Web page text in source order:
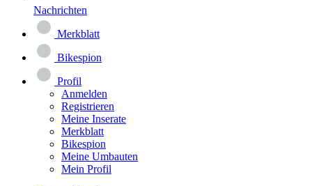
Nachrichten
Merkblatt
Bikespion
Profil
Anmelden
Registrieren
Meine Inserate
Merkblatt
Bikespion
Meine Umbauten
Mein Profil